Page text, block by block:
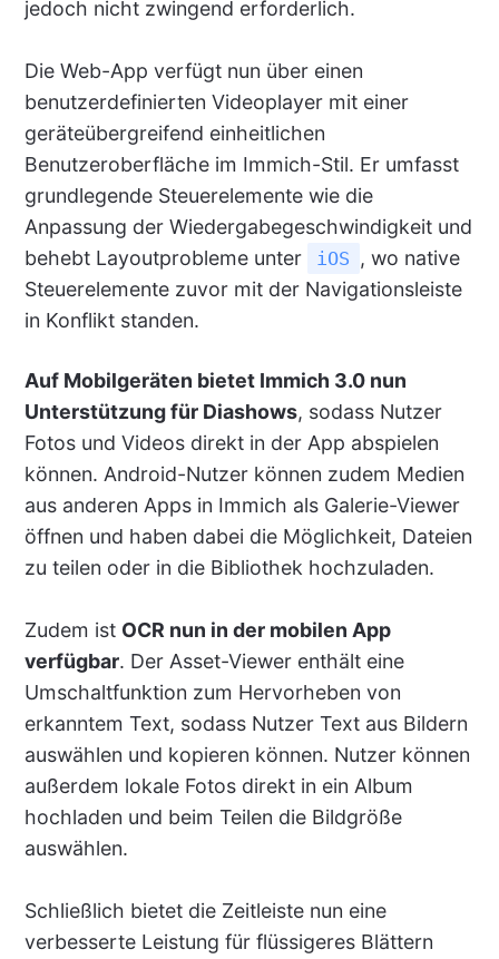
jedoch nicht zwingend erforderlich.
Die Web-App verfügt nun über einen
benutzerdefinierten Videoplayer mit einer
geräteübergreifend einheitlichen
Benutzeroberfläche im Immich-Stil. Er umfasst
grundlegende Steuerelemente wie die
Anpassung der Wiedergabegeschwindigkeit und
behebt Layoutprobleme unter
iOS , wo native
Steuerelemente zuvor mit der Navigationsleiste
in Konflikt standen.
Auf Mobilgeräten bietet Immich 3.0 nun
Unterstützung für Diashows, sodass Nutzer
Fotos und Videos direkt in der App abspielen
können. Android-Nutzer können zudem Medien
aus anderen Apps in Immich als Galerie-Viewer
öffnen und haben dabei die Möglichkeit, Dateien
zu teilen oder in die Bibliothek hochzuladen.
Zudem ist OCR nun in der mobilen App
verfügbar. Der Asset-Viewer enthält eine
Umschaltfunktion zum Hervorheben von
erkanntem Text, sodass Nutzer Text aus Bildern
auswählen und kopieren können. Nutzer können
außerdem lokale Fotos direkt in ein Album
hochladen und beim Teilen die Bildgröße
auswählen.
Schließlich bietet die Zeitleiste nun eine
verbesserte Leistung für flüssigeres Blättern